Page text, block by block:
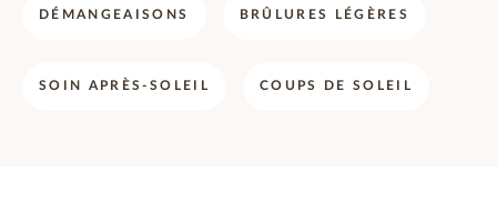
DÉMANGEAISONS BRÛLURES LÉGÈRES
SOIN APRÈS-SOLEIL COUPS DE SOLEIL